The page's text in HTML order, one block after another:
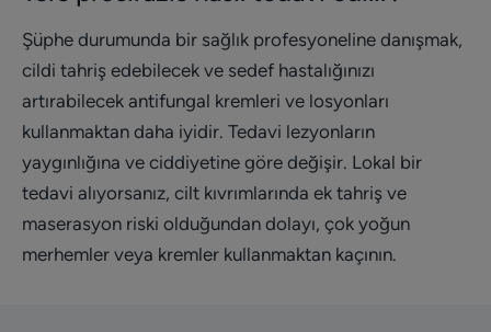
Şüphe durumunda bir sağlık profesyoneline danışmak,
cildi tahriş edebilecek ve sedef hastalığınızı
artırabilecek antifungal kremleri ve losyonları
kullanmaktan daha iyidir. Tedavi lezyonların
yaygınlığına ve ciddiyetine göre değişir. Lokal bir
tedavi alıyorsanız, cilt kıvrımlarında ek tahriş ve
maserasyon riski olduğundan dolayı, çok yoğun
merhemler veya kremler kullanmaktan kaçının.